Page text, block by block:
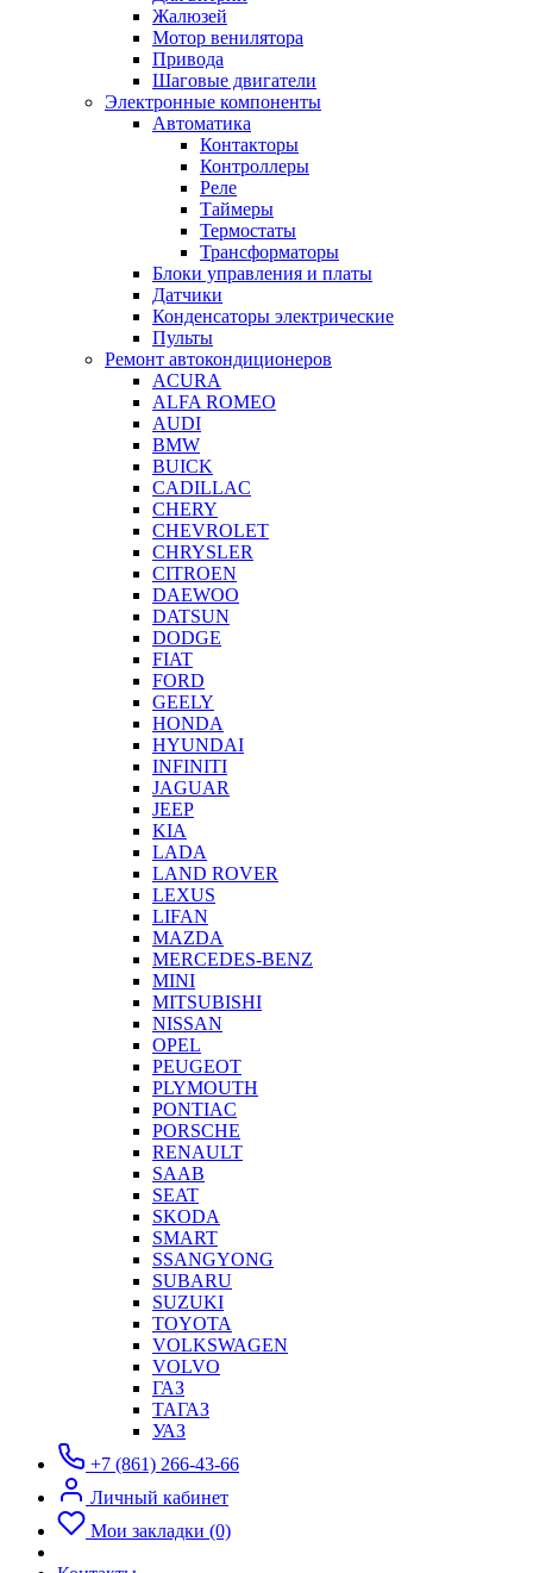
Жалюзей
Мотор венилятора
Привода
Шаговые двигатели
Электронные компоненты
Автоматика
Контакторы
Контроллеры
Реле
Таймеры
Термостаты
Трансформаторы
Блоки управления и платы
Датчики
Конденсаторы электрические
Пульты
Ремонт автокондиционеров
ACURA
ALFA ROMEO
AUDI
BMW
BUICK
CADILLAC
CHERY
CHEVROLET
CHRYSLER
CITROEN
DAEWOO
DATSUN
DODGE
FIAT
FORD
GEELY
HONDA
HYUNDAI
INFINITI
JAGUAR
JEEP
KIA
LADA
LAND ROVER
LEXUS
LIFAN
MAZDA
MERCEDES-BENZ
MINI
MITSUBISHI
NISSAN
OPEL
PEUGEOT
PLYMOUTH
PONTIAC
PORSCHE
RENAULT
SAAB
SEAT
SKODA
SMART
SSANGYONG
SUBARU
SUZUKI
TOYOTA
VOLKSWAGEN
VOLVO
ГАЗ
ТАГАЗ
УАЗ
+7 (861) 266-43-66
Личный кабинет
Мои закладки (0)